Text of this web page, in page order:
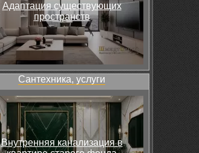
Адаптация существующих
пространств
Сантехника, услуги
Внутренняя канализация в